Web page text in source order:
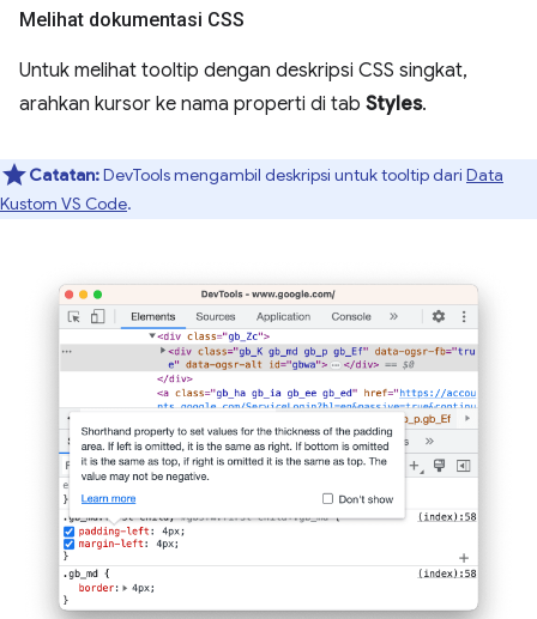
Melihat dokumentasi CSS
Untuk melihat tooltip dengan deskripsi CSS singkat,
arahkan kursor ke nama properti di tab Styles.
Catatan:DevTools mengambil deskripsi untuk tooltip dari Data
Kustom VS Code.